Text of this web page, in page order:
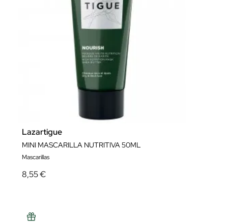
Lazartigue
MINI MASCARILLA NUTRITIVA 50ML
Mascarillas
8,55 €